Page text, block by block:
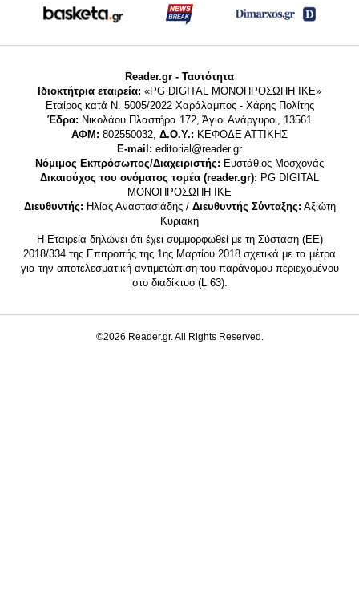
Reader.gr - Ταυτότητα
Ιδιοκτήτρια εταιρεία: «PG DIGITAL MONΟΠΡΟΣΩΠΗ ΙΚΕ»
Εταίρος κατά Ν. 5005/2022 Χαράλαμπος - Χάρης Πολίτης
Έδρα: Νικολάου Πλαστήρα 172, Άγιοι Ανάργυροι, 13561
ΑΦΜ: 802550032, Δ.Ο.Υ.: ΚΕΦΟΔΕ ΑΤΤΙΚΗΣ
E-mail: editorial@reader.gr
Νόμιμος Εκπρόσωπος/Διαχειριστής: Ευστάθιος Μοσχονάς
Δικαιούχος του ονόματος τομέα (reader.gr): PG DIGITAL
MONΟΠΡΟΣΩΠΗ ΙΚΕ
Διευθυντής: Ηλίας Αναστασιάδης / Διευθυντής Σύνταξης: Αξιώτη
Κυριακή
Η Εταιρεία δηλώνει ότι έχει συμμορφωθεί με τη Σύσταση (ΕΕ)
2018/334 της Επιτροπής της 1ης Μαρτίου 2018 σχετικά με τα μέτρα
για την αποτελεσματική αντιμετώπιση του παράνομου περιεχομένου
στο διαδίκτυο (L 63).
©2026 Reader.gr. All Rights Reserved.